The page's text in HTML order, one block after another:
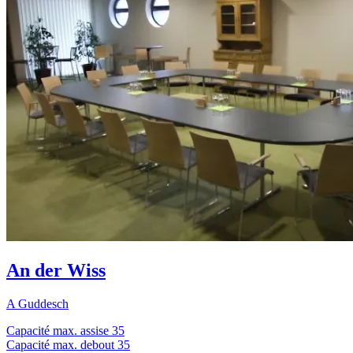
An der Wiss
A Guddesch
Capacité max. assise 35
Capacité max. debout 35